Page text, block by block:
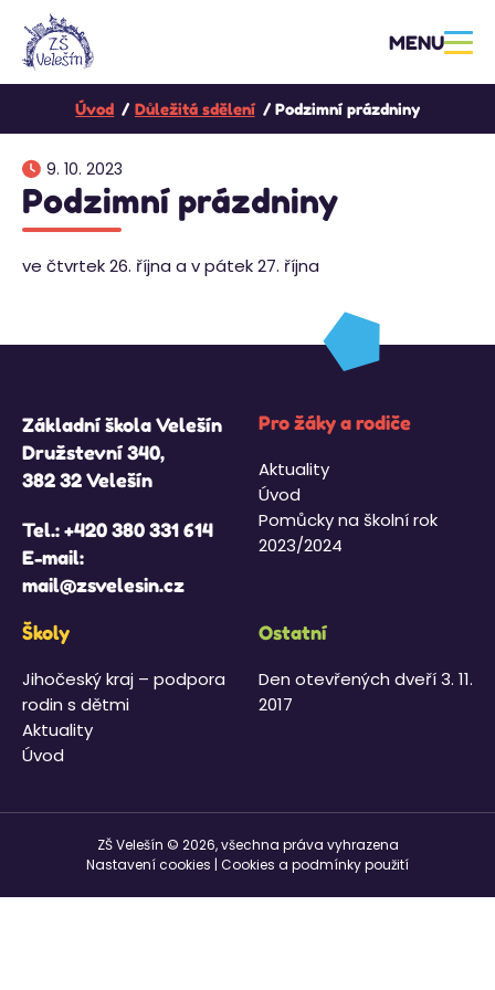
MENU
Úvod Důležitá sdělení Podzimní prázdniny
9. 10. 2023
Podzimní prázdniny
ve čtvrtek 26. října a v pátek 27. října
Základní škola Velešín
Družstevní 340,
382 32 Velešín
Tel.:+420 380 331 614
E-mail:
mail@zsvelesin.cz
Pro žáky a rodiče
Aktuality
Úvod
Pomůcky na školní rok
2023/2024
Školy
Jihočeský kraj – podpora
rodin s dětmi
Aktuality
Úvod
Ostatní
Den otevřených dveří 3. 11.
2017
ZŠ Velešín © 2026, všechna práva vyhrazena
Nastavení cookies Cookies a podmínky použití